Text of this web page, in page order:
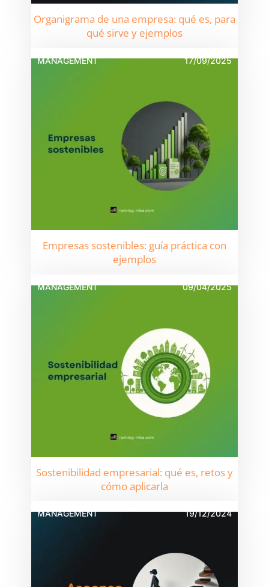
Organigrama de una empresa: qué es, para
qué sirve y ejemplos
MANAGEMENT 17/09/2025
Empresas sostenibles: guía práctica con
ejemplos
MANAGEMENT 09/04/2025
Sostenibilidad empresarial: qué es, retos y
cómo aplicarla
MANAGEMENT 19/12/2024